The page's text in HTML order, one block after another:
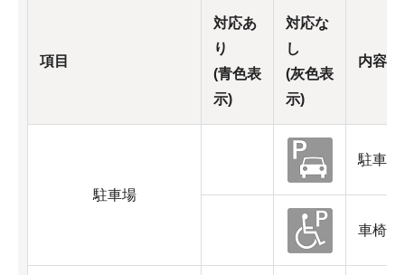
項目
対応あ
り
(青色表
示)
対応な
し
(灰色表
示)
内容
駐車場
駐車場
車椅子